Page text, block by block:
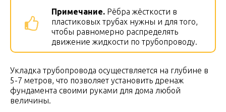
Примечание. Рёбра жёсткости в
пластиковых трубах нужны и для того,
чтобы равномерно распределять
движение жидкости по трубопроводу.
Укладка трубопровода осуществляется на глубине в
5-7 метров, что позволяет установить дренаж
фундамента своими руками для дома любой
величины.